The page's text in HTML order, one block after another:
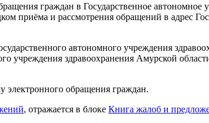
граждан в Государственное
приёма и рассмотрения обращений в адрес
автономного учреждения
учреждения здравоохранения Амурской
электронного обращения граждан.
, отражается в блоке Книга жалоб и